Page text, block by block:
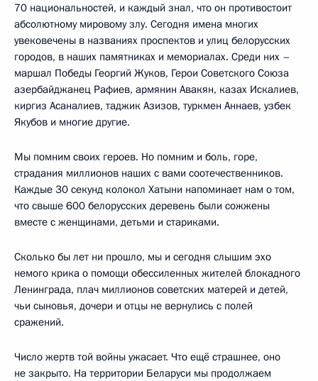
70 национальностей, и каждый знал, что он противостоит
абсолютному мировому злу. Сегодня имена многих
увековечены в названиях проспектов и улиц белорусских
городов, в наших памятниках и мемориалах. Среди них –
маршал Победы Георгий Жуков, Герои Советского Союза
азербайджанец Рафиев, армянин Авакян, казах Искалиев,
киргиз Асаналиев, таджик Азизов, туркмен Аннаев, узбек
Якубов и многие другие.
Мы помним своих героев. Но помним и боль, горе,
страдания миллионов наших с вами соотечественников.
Каждые 30 секунд колокол Хатыни напоминает нам о том,
что свыше 600 белорусских деревень были сожжены
вместе с женщинами, детьми и стариками.
Сколько бы лет ни прошло, мы и сегодня слышим эхо
немого крика о помощи обессиленных жителей блокадного
Ленинграда, плач миллионов советских матерей и детей,
чьи сыновья, дочери и отцы не вернулись с полей
сражений.
Число жертв той войны ужасает. Что ещё страшнее, оно
не закрыто. На территории Беларуси мы продолжаем